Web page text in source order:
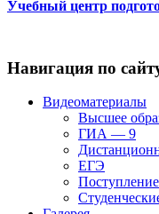
Учебный центр
Навигация по
Видеоматериалы
Высшее
ГИА — 9
ЕГЭ